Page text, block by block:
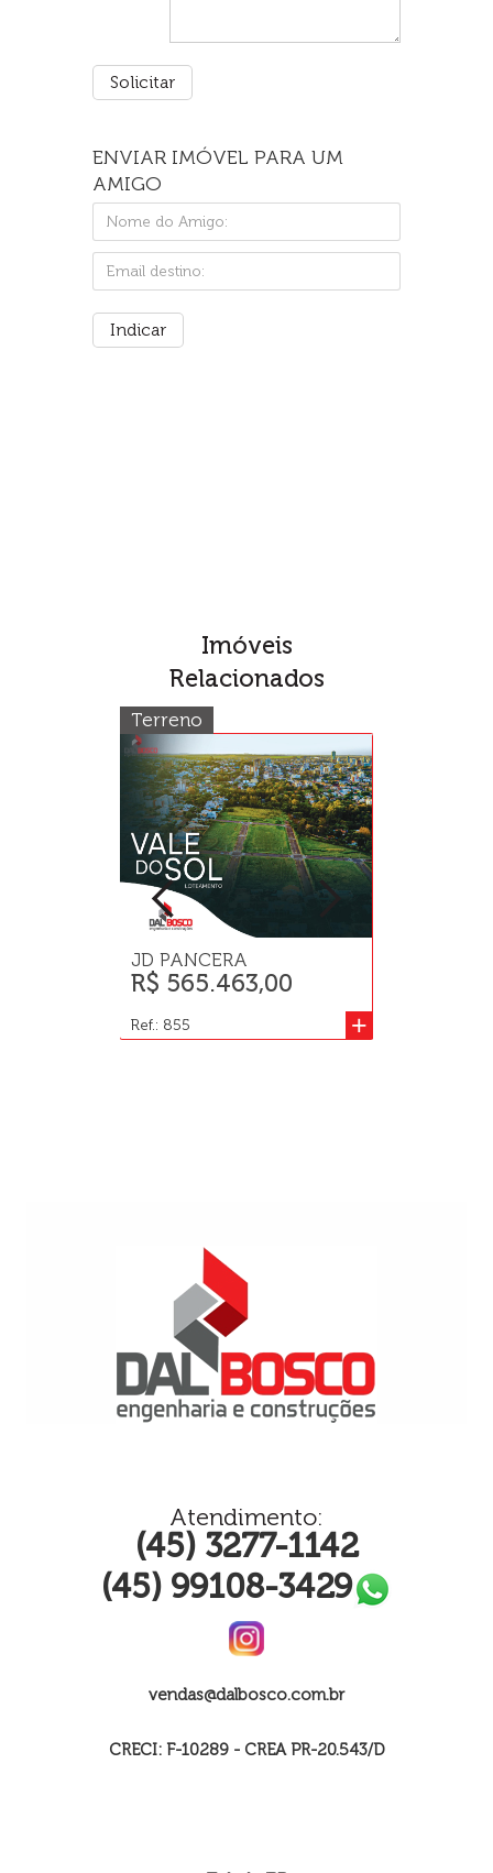
ENVIAR IMÓVEL PARA UM
AMIGO
Imóveis
Relacionados
Terreno
JD PANCERA
R$ 565.463,00
+
Ref.: 855
Atendimento:
(45) 3277-1142
(45) 99108-3429
vendas@dalbosco.com.br
CRECI: F-10289 - CREA PR-20.543/D